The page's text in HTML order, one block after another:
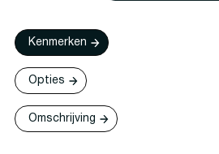
Kenmerken
Opties
Omschrijving